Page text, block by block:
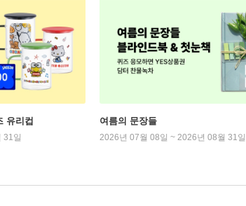
유리컵
31일
여름의 문장들
2026년 07월 08일 ~ 2026년 08월 31일